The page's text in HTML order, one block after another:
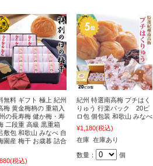
無料 ギフト 極上 紀州
梅 黄金梅柄の 重箱入
の長寿梅 健か梅・寿
二段重 高級 黒重箱
敷包 和歌山 みなべ 自
園産 梅干 お歳暮 詰合
(税込)
紀州 特選南高梅 プチはく
りゅう 行楽パック 20ピ
ロ包 個包装 和歌山 みなべ
¥1,180(税込)
在庫 在庫あり
数量： 個